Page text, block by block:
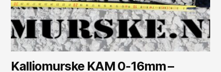
Kalliomurske KAM 0-16mm –